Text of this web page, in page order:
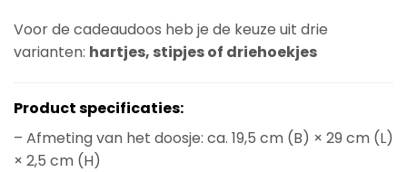
Voor de cadeaudoos heb je de keuze uit drie
varianten: hartjes, stipjes of driehoekjes
Product specificaties:
– Afmeting van het doosje: ca. 19,5 cm (B) × 29 cm (L)
× 2,5 cm (H)